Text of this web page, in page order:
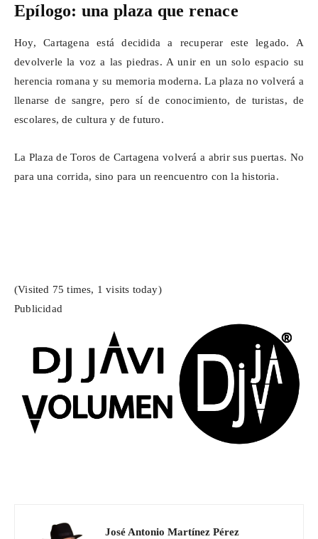
Epílogo: una plaza que renace
Hoy, Cartagena está decidida a recuperar este legado. A
devolverle la voz a las piedras. A unir en un solo espacio su
herencia romana y su memoria moderna. La plaza no volverá a
llenarse de sangre, pero sí de conocimiento, de turistas, de
escolares, de cultura y de futuro.
La Plaza de Toros de Cartagena volverá a abrir sus puertas. No
para una corrida, sino para un reencuentro con la historia.
(Visited 75 times, 1 visits today)
Publicidad
José Antonio Martínez Pérez